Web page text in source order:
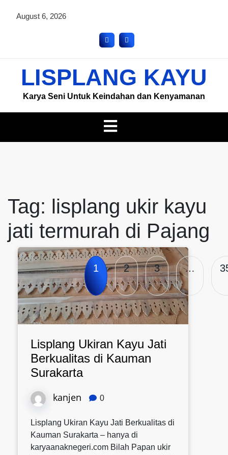
August 6, 2026
LISPLANG KAYU
Karya Seni Untuk Keindahan dan Kenyamanan
Tag: lisplang ukir kayu
jati termurah di Pajang
Lisplang Ukiran Kayu Jati
Berkualitas di Kauman
Surakarta
kanjen 0
Lisplang Ukiran Kayu Jati Berkualitas di
Kauman Surakarta – hanya di
karyaanaknegeri.com Bilah Papan ukir
1 2 3 …